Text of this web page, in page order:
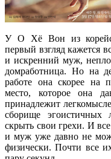
У О Хё Вон из
первый взгляд кажется
и искренний муж,
домработница. Но на
работе она скорее на
место, которое она
принадлежит
сборище
скрыть свои грехи. И
и муж уже давно не
физически. Почти все